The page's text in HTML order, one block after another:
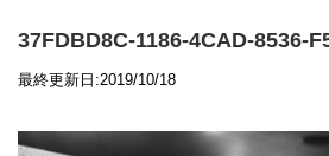
37FDBD8C-1186-4CAD-8536-
最終更新日:2019/10/18